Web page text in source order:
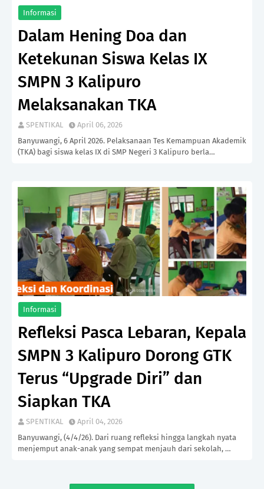
Informasi
Dalam Hening Doa dan
Ketekunan Siswa Kelas IX
SMPN 3 Kalipuro
Melaksanakan TKA
SPENTIKAL
April 06, 2026
Banyuwangi, 6 April 2026. Pelaksanaan Tes Kemampuan Akademik
(TKA) bagi siswa kelas IX di SMP Negeri 3 Kalipuro berla…
Informasi
Refleksi Pasca Lebaran, Kepala
SMPN 3 Kalipuro Dorong GTK
Terus “Upgrade Diri” dan
Siapkan TKA
SPENTIKAL
April 04, 2026
Banyuwangi, (4/4/26). Dari ruang refleksi hingga langkah nyata
menjemput anak-anak yang sempat menjauh dari sekolah, …